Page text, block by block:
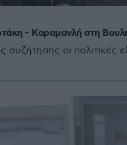
- Καραμανλή στη
συζήτησης οι πολιτικές